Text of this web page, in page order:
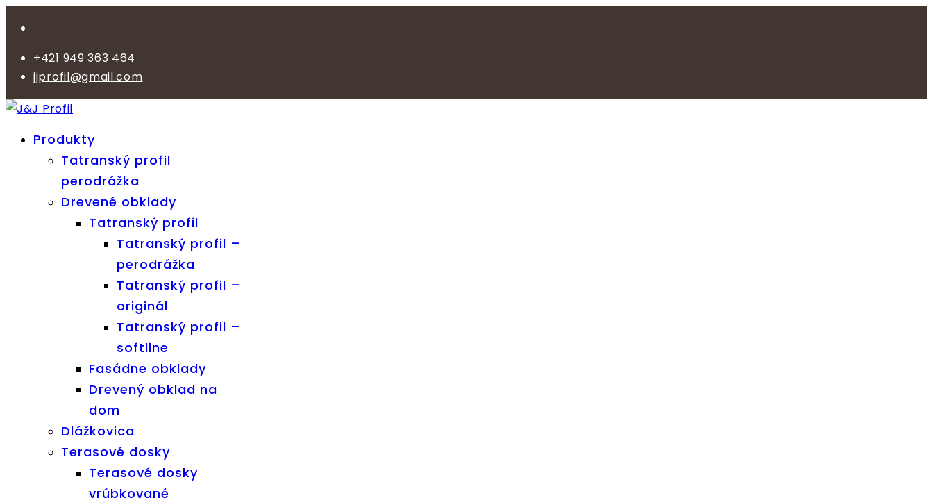
+421 949 363 464
jjprofil@gmail.com
Produkty
Tatranský profil
perodrážka
Drevené obklady
Tatranský profil
Tatranský profil –
perodrážka
Tatranský profil –
originál
Tatranský profil –
softline
Fasádne obklady
Drevený obklad na
dom
Dlážkovica
Terasové dosky
Terasové dosky
vrúbkované